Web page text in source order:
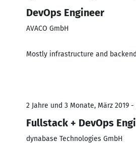
DevOps Engineer
AVACO GmbH
Mostly infrastructure and
2 Jahre und 3 Monate, März 2019 -
Fullstack + DevOps
dynabase Technologies GmbH